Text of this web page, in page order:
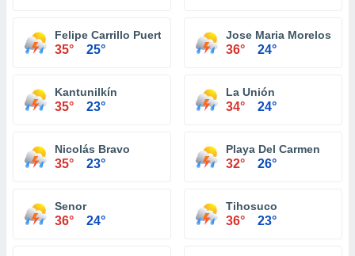
Felipe Carrillo Puerto
35° 25°
Jose Maria Morelos
36° 24°
Kantunilkín
35° 23°
La Unión
34° 24°
Nicolás Bravo
35° 23°
Playa Del Carmen
32° 26°
Senor
36° 24°
Tihosuco
36° 23°